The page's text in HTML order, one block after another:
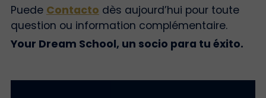
Puede Contacto dès aujourd’hui pour toute
question ou information complémentaire.
Your Dream School, un socio para tu éxito.